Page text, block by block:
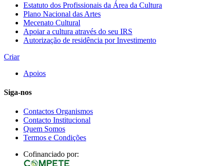
Estatuto dos Profissionais da Área da Cultura
Plano Nacional das Artes
Mecenato Cultural
Apoiar a cultura através do seu IRS
Autorização de residência por Investimento
Criar
Apoios
Siga-nos
Contactos Organismos
Contacto Institucional
Quem Somos
Termos e Condições
Cofinanciado por: